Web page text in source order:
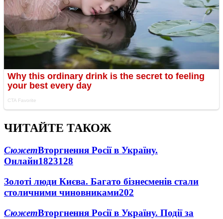
ЧИТАЙТЕ ТАКОЖ
СюжетВторгнення Росії в Україну.
Онлайн1823128
Золоті люди Києва. Багато бізнесменів стали
столичними чиновниками202
СюжетВторгнення Росії в Україну. Події за